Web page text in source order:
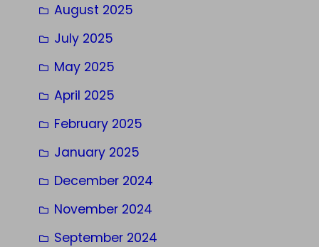
August 2025
July 2025
May 2025
April 2025
February 2025
January 2025
December 2024
November 2024
September 2024